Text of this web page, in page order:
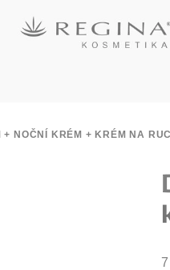
+ NOČNÍ KRÉM + KRÉM NA